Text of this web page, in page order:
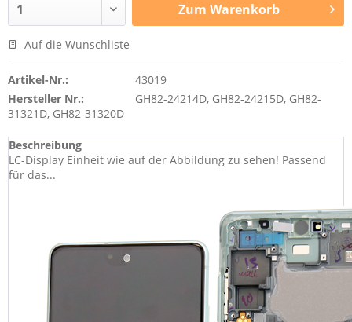
Zum Warenkorb
Auf die Wunschliste
Artikel-Nr.:
43019
Hersteller Nr.:
GH82-24214D, GH82-24215D, GH82-
31321D, GH82-31320D
Beschreibung
LC-Display Einheit wie auf der Abbildung zu sehen! Passend
für das...